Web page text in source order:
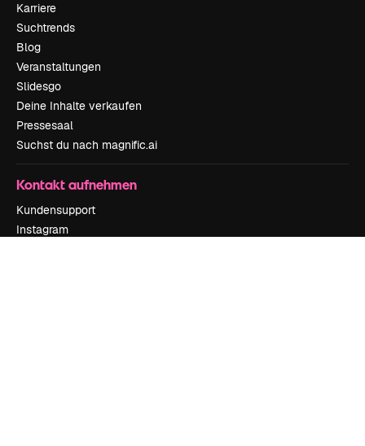
Karriere
Suchtrends
Blog
Veranstaltungen
Slidesgo
Deine Inhalte verkaufen
Pressesaal
Suchst du nach magnific.ai
Kontakt aufnehmen
Kundensupport
Instagram